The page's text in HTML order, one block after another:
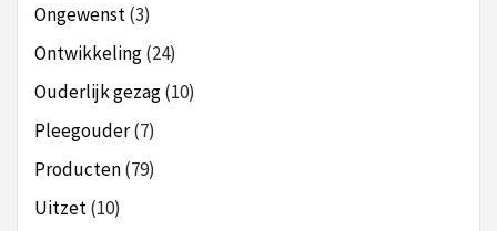
Ongewenst(3)
Ontwikkeling(24)
Ouderlijk gezag(10)
Pleegouder(7)
Producten(79)
Uitzet(10)